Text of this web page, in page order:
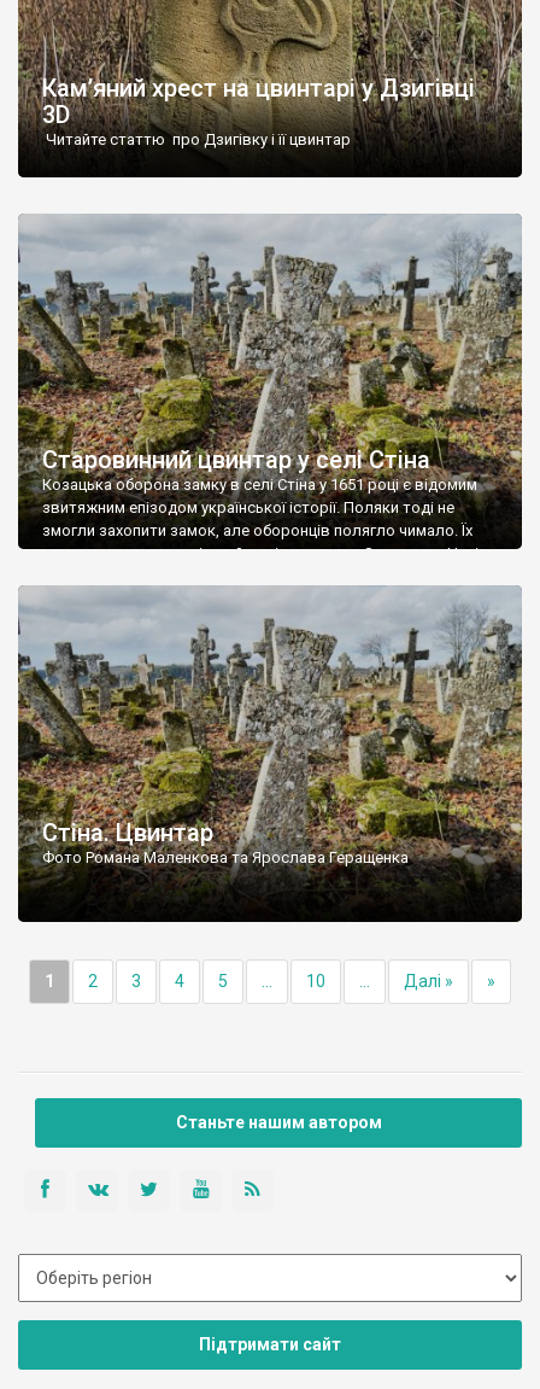
Кам’яний хрест на цвинтарі у Дзигівці
3D
Читайте статтю про Дзигівку і її цвинтар
Старовинний цвинтар у селі Стіна
Козацька оборона замку в селі Стіна у 1651 році є відомим
звитяжним епізодом української історії. Поляки тоді не
змогли захопити замок, але оборонців полягло чимало. Їх
поховали на цвинтарі, який тоді називався Замковим. Нині на
ньому чимало хрестів 19 століття, є такі, де епітафії стер […]
Стіна. Цвинтар
Фото Романа Маленкова та Ярослава Геращенка
1 2 3 4 5 10 Далі » »
Станьте нашим автором
Підтримати сайт